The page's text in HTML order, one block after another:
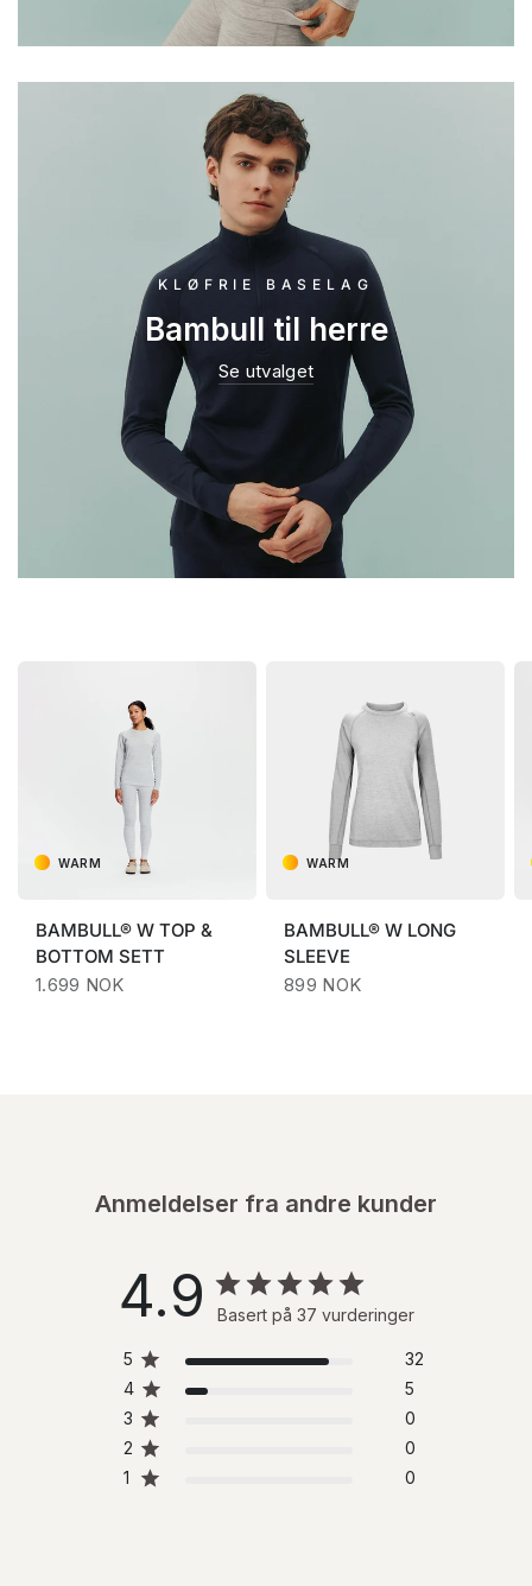
KLØFRIE BASELAG
Bambull til herre
Se utvalget
WARM
BAMBULL® W TOP &
BOTTOM SETT
1.699 NOK
WARM
BAMBULL® W LONG
SLEEVE
899 NOK
Anmeldelser fra andre kunder
4.9 Basert på 37 vurderinger
5
32
4
5
3
0
2
0
1
0